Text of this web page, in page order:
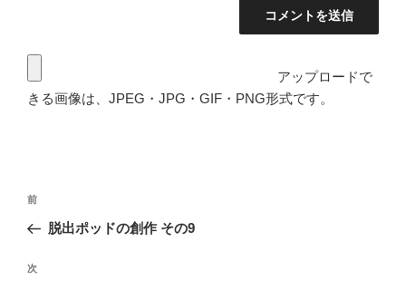
アップロードで
きる画像は、JPEG・JPG・GIF・PNG形式です。
投
ナ
ビ
前
の
稿
前
脱出ポッドの創作 その9
次
次